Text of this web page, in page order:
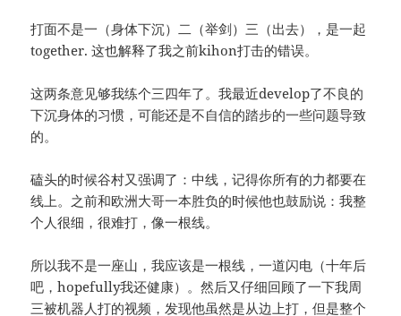
打面不是一（身体下沉）二（举剑）三（出去），是一起
together. 这也解释了我之前kihon打击的错误。
这两条意见够我练个三四年了。我最近develop了不良的
下沉身体的习惯，可能还是不自信的踏步的一些问题导致
的。
磕头的时候谷村又强调了：中线，记得你所有的力都要在
线上。之前和欧洲大哥一本胜负的时候他也鼓励说：我整
个人很细，很难打，像一根线。
所以我不是一座山，我应该是一根线，一道闪电（十年后
吧，hopefully我还健康）。然后又仔细回顾了一下我周
三被机器人打的视频，发现他虽然是从边上打，但是整个